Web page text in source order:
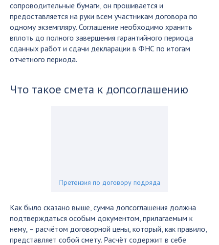
сопроводительные бумаги, он прошивается и
предоставляется на руки всем участникам договора по
одному экземпляру. Соглашение необходимо хранить
вплоть до полного завершения гарантийного периода
сданных работ и сдачи декларации в ФНС по итогам
отчётного периода.
Что такое смета к допсоглашению
Претензия по договору подряда
Как было сказано выше, сумма допсоглашения должна
подтверждаться особым документом, прилагаемым к
нему, – расчётом договорной цены, который, как правило,
представляет собой смету. Расчёт содержит в себе